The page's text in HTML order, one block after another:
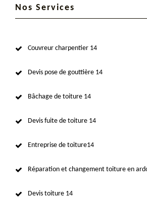
Nos Services
Couvreur charpentier 14
Devis pose de gouttière 14
Bâchage de toiture 14
Devis fuite de toiture 14
Entreprise de toiture14
Réparation et changement toiture en
Devis toiture 14